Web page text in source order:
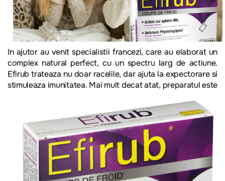
In ajutor au venit specialistii francezi, care au elaborat un
complex natural perfect, cu un spectru larg de actiune.
Efirub trateaza nu doar racelile, dar ajuta la expectorare si
stimuleaza imunitatea. Mai mult decatatat, preparatul este